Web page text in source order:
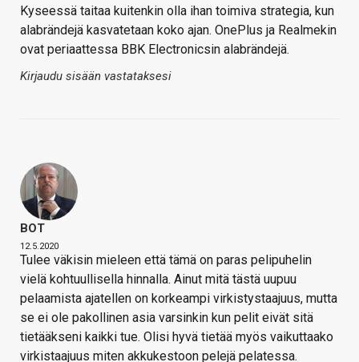
Kyseessä taitaa kuitenkin olla ihan toimiva strategia, kun
alabrändejä kasvatetaan koko ajan. OnePlus ja Realmekin
ovat periaattessa BBK Electronicsin alabrändejä.
Kirjaudu sisään vastataksesi
BOT
12.5.2020
Tulee väkisin mieleen että tämä on paras pelipuhelin
vielä kohtuullisella hinnalla. Ainut mitä tästä uupuu
pelaamista ajatellen on korkeampi virkistystaajuus, mutta
se ei ole pakollinen asia varsinkin kun pelit eivät sitä
tietääkseni kaikki tue. Olisi hyvä tietää myös vaikuttaako
virkistaajuus miten akkukestoon pelejä pelatessa.